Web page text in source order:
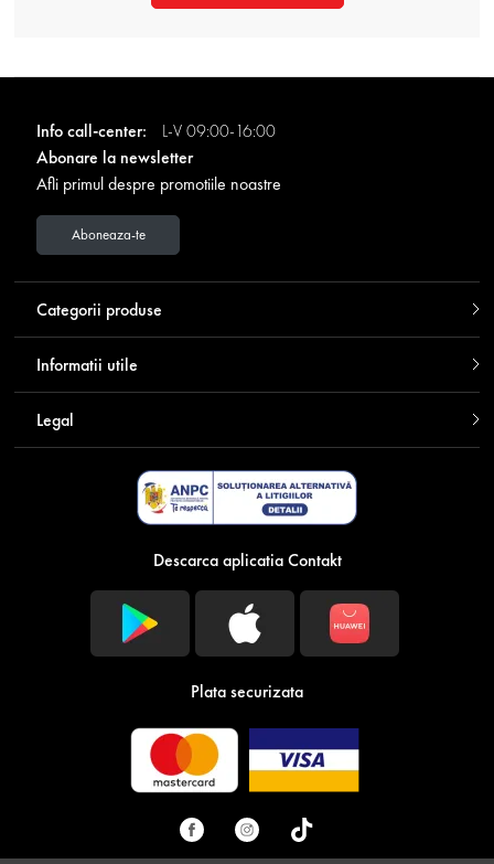
Info call-center:
L-V 09:00-16:00
Abonare la newsletter
Afli primul despre promotiile noastre
Aboneaza-te
Categorii produse
Informatii utile
Legal
Descarca aplicatia Contakt
Plata securizata